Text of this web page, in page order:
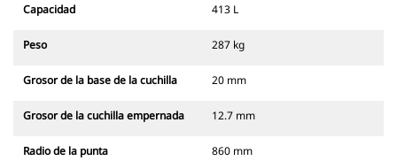
Capacidad 413 L
Peso 287 kg
Grosor de la base de la cuchilla 20 mm
Grosor de la cuchilla empernada 12.7 mm
Radio de la punta 860 mm